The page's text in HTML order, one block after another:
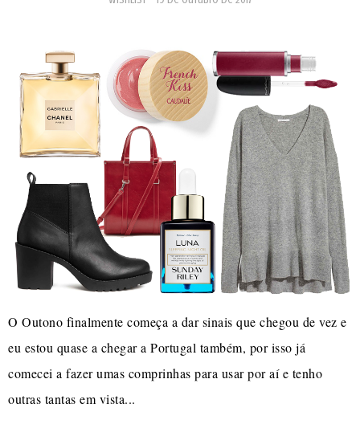
O Outono finalmente começa a dar sinais que chegou de vez e
eu estou quase a chegar a Portugal também, por isso já
comecei a fazer umas comprinhas para usar por aí e tenho
outras tantas em vista...